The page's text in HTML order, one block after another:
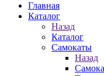
Главная
Каталог
Назад
Каталог
Самокаты
Назад